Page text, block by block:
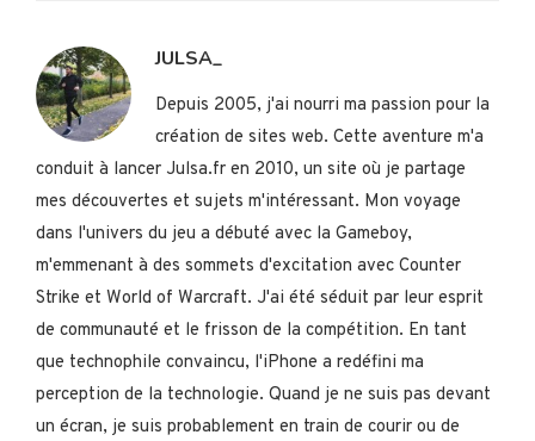
JULSA_
Depuis 2005, j'ai nourri ma passion pour la
création de sites web. Cette aventure m'a
conduit à lancer Julsa.fr en 2010, un site où je partage
mes découvertes et sujets m'intéressant. Mon voyage
dans l'univers du jeu a débuté avec la Gameboy,
m'emmenant à des sommets d'excitation avec Counter
Strike et World of Warcraft. J'ai été séduit par leur esprit
de communauté et le frisson de la compétition. En tant
que technophile convaincu, l'iPhone a redéfini ma
perception de la technologie. Quand je ne suis pas devant
un écran, je suis probablement en train de courir ou de